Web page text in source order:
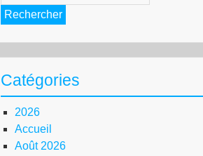
Catégories
2026
Accueil
Août 2026